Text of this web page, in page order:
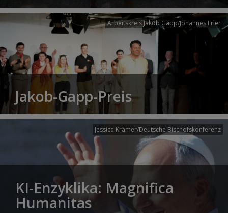
Arbeitskreis Jakob Gapp/Johannes Erler
Jakob-Gapp-Preis
Jessica Krämer/Deutsche Bischofskonferenz
KI-Enzyklika: Magnifica
Humanitas